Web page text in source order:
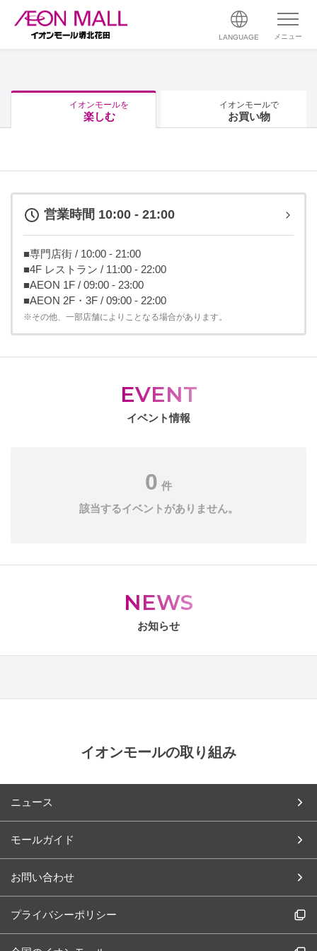
LANGUAGE メニュー
イオンモールを
楽しむ
イオンモールで
お買い物
営業時間 10:00 - 21:00
■専門店街 / 10:00 - 21:00
■4F レストラン / 11:00 - 22:00
■AEON 1F / 09:00 - 23:00
■AEON 2F・3F / 09:00 - 22:00
※その他、一部店舗によりことなる場合があります。
EVENT
イベント情報
0 件
該当するイベントがありません。
NEWS
お知らせ
イオンモールの取り組み
ニュース
モールガイド
お問い合わせ
プライバシーポリシー